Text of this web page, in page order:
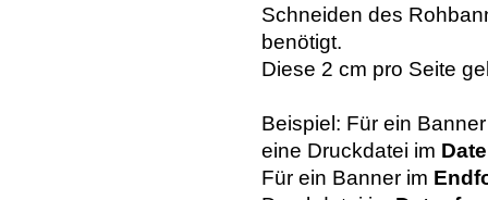
Schneiden des
benötigt.
Diese 2 cm pro Seite
Beispiel: Für ein
eine Druckdatei im
Für ein Banner im